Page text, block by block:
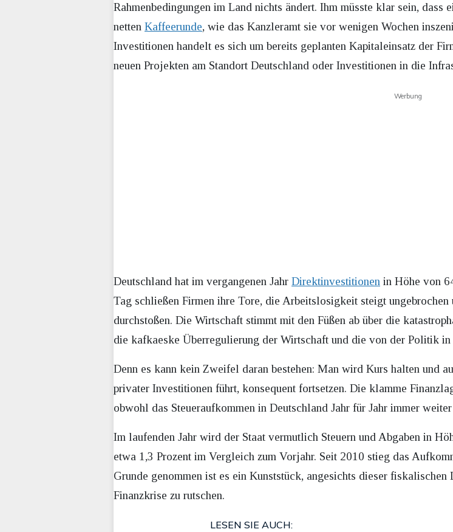
Rahmenbedingungen im Land nichts ändert. Ihm müsste klar sein,
netten Kaffeerunde, wie das Kanzleramt sie vor wenigen Wochen
Investitionen handelt es sich um bereits geplanten Kapitaleinsatz der
neuen Projekten am Standort Deutschland oder Investitionen in die
Werbung
Deutschland hat im vergangenen Jahr Direktinvestitionen in Höhe von
Tag schließen Firmen ihre Tore, die Arbeitslosigkeit steigt
durchstoßen. Die Wirtschaft stimmt mit den Füßen ab über die
die kafkaeske Überregulierung der Wirtschaft und die von der Politik
Denn es kann kein Zweifel daran bestehen: Man wird Kurs halten und
privater Investitionen führt, konsequent fortsetzen. Die klamme
obwohl das Steueraufkommen in Deutschland Jahr für Jahr immer
Im laufenden Jahr wird der Staat vermutlich Steuern und Abgaben in
etwa 1,3 Prozent im Vergleich zum Vorjahr. Seit 2010 stieg das
Grunde genommen ist es ein Kunststück, angesichts dieser fiskalischen
Finanzkrise zu rutschen.
LESEN SIE AUCH: